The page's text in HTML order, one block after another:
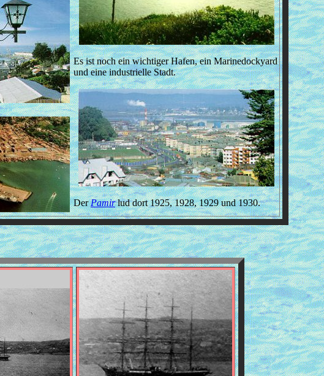
Es ist noch ein wichtiger Hafen, ein Marinedockyard
und eine industrielle Stadt.
DerPamirlud dort 1925, 1928, 1929 und 1930.